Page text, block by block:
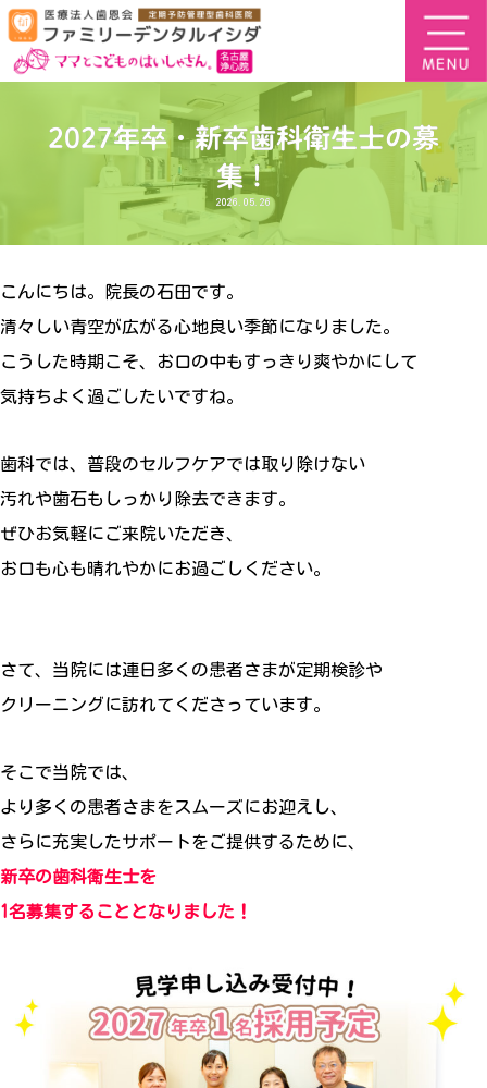
2027年卒・新卒歯科衛生士の募
集！
2026.05.26
こんにちは。院長の石田です。
清々しい青空が広がる心地良い季節になりました。
こうした時期こそ、お口の中もすっきり爽やかにして
気持ちよく過ごしたいですね。
歯科では、普段のセルフケアでは取り除けない
汚れや歯石もしっかり除去できます。
ぜひお気軽にご来院いただき、
お口も心も晴れやかにお過ごしください。
さて、当院には連日多くの患者さまが定期検診や
クリーニングに訪れてくださっています。
そこで当院では、
より多くの患者さまをスムーズにお迎えし、
さらに充実したサポートをご提供するために、
新卒の歯科衛生士を
1名募集することとなりました！